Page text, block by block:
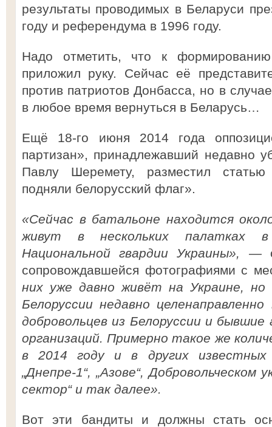
результаты проводимых в Беларуси
году и референдума в 1996 году.
Надо отметить, что к
приложил руку. Сейчас её
против патриотов Донбасса, но в
в любое время вернуться в Беларусь…
Ещё 18-го июня 2014 года
партизан», принадлежавший недавно
Павлу Шеремету, разместил
подняли белорусский флаг».
«Сейчас в батальоне находится
живут в нескольких палатках в
Национальной гвардии Украины», —
сопровождавшейся фотографиями с
них уже давно живёт на Украине, но
Белоруссии недавно
добровольцев из Белоруссии и
организаций. Примерно такое же
в 2014 году и в других известных
„Днепре-1“, „Азове“, Добровольческом
сектор“ и так далее».
Вот эти бандиты и должны стать